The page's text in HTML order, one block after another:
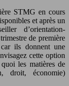
STMG en cours
et après un
d’orientation-
de première
ils donnent une
cette option
les matières de
droit, économie)